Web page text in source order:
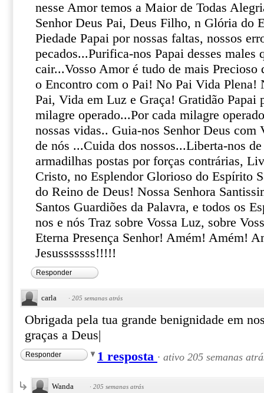
nesse Amor temos a Maior de Todas
Senhor Deus Pai, Deus Filho, n Glória do
Piedade Papai por nossas faltas, nossos
pecados...Purifica-nos Papai desses males
cair...Vosso Amor é tudo de mais Precioso
o Encontro com o Pai! No Pai Vida Plena!
Pai, Vida em Luz e Graça! Gratidão Papai
milagre operado...Por cada milagre
nossas vidas.. Guia-nos Senhor Deus com
de nós ...Cuida dos nossos...Liberta-nos
armadilhas postas por forças contrárias,
Cristo, no Esplendor Glorioso do Espírito
do Reino de Deus! Nossa Senhora
Santos Guardiões da Palavra, e todos os
nos e nós Traz sobre Vossa Luz, sobre
Eterna Presença Senhor! Amém! Amém!
Jesusssssss!!!!!
Responder
carla · 205 semanas atrás
Obrigada pela tua grande benignidade em
graças a Deus|
Responder 1 resposta · ativo 205 semanas
Wanda · 205 semanas atrás